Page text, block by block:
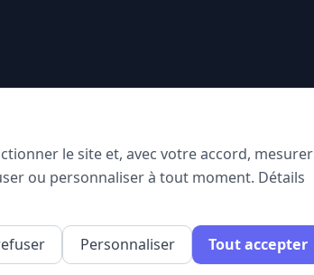
le site et, avec votre accord, mesurer
ou personnaliser à tout moment. Détails
Personnaliser Tout accepter